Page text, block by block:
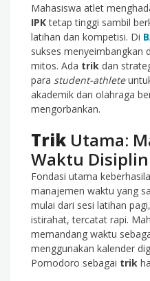
Mahasiswa atlet
IPKtetap tinggi sambil
latihan dan kompetisi. Di
sukses menyeimbangkan
mitos. Ada trik dan
para student-athlete
akademik dan olahraga
mengorbankan.
Trik Utama:
Waktu Disiplin
Fondasi utama
manajemen waktu yang
mulai dari sesi latihan
istirahat, tercatat rapi.
memandang waktu
menggunakan kalender
Pomodoro sebagai trik